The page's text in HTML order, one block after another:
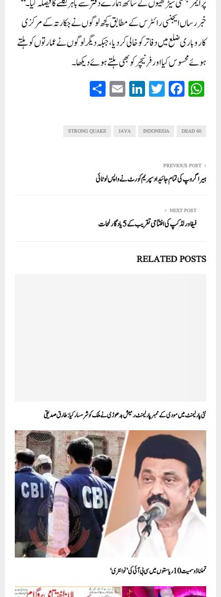
پر ایمرجنسی سیڑھیوں کے ساتھ ہمارے دفتر سے باہر نکلنے کا فیصلہ کیا۔‘‘
خبر رساں ایجنسی رائٹرس کے مطابق کچھ لوگوں نے جکارتہ کے مرکزی
کاروباری ضلع میں دفاتر کو خالی کر دیا، جبکہ دیگر لوگوں نے عمارتوں کو ہلتے
ہوئے محسوس کیا اور فرنیچر کو بھی ہلتے ہوئے دیکھا۔
W
ha
A
Fa
ce
ok
T
wi
r
Li
nk
In
E
m
60 DEAD
INDONESIA
JAVA
STRONG QUAKE
PREVIOUS POST
ہیرا گروپ کی تمام جائیداد سپریم کورٹ نے واپس لوٹائی
NEXT POST
فیفا ورلڈ کپ کی افتتاحی تقریب کے 5یادگار لمحات
RELATED POSTS
نئی پارلیمنٹ میں مودی کے ممبر پارلیمنٹ رمیش بدھوڑی نے ملک کو شرمسار کیا: طارق صدیقی
تملناڈو سمیت 10ریاستوں میں سی بی آئی کی ’نوانٹری‘